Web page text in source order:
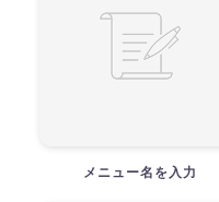
メニュー名を入力